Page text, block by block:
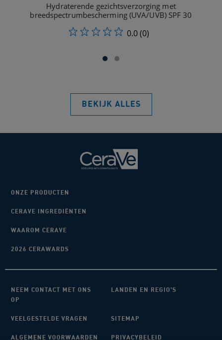
Hydraterende gezichtsverzorging met
breedspectrumbescherming (UVA/UVB) SPF 30
0.0(0)
BEKIJK ALLES
ONZE PRODUCTEN
CERAVE INGREDIËNTEN
WAAROM CERAVE
2026 CERAWARDS
NEEM CONTACT MET ONS
OP
LANDEN EN REGIO'S
VEELGESTELDE VRAGEN SITEMAP
ALGEMENE VOORWAARDEN PRIVACYBELEID